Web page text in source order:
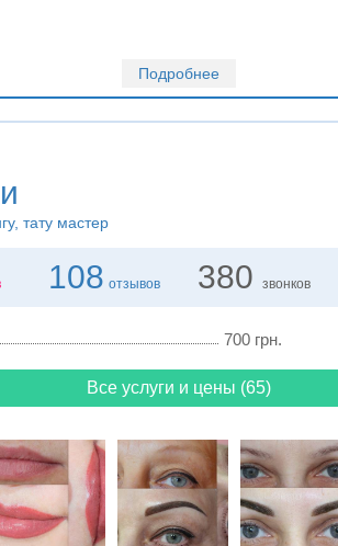
Подробнее
тату мастер
108 отзывов 380 звонков
700 грн.
Все услуги и цены (65)